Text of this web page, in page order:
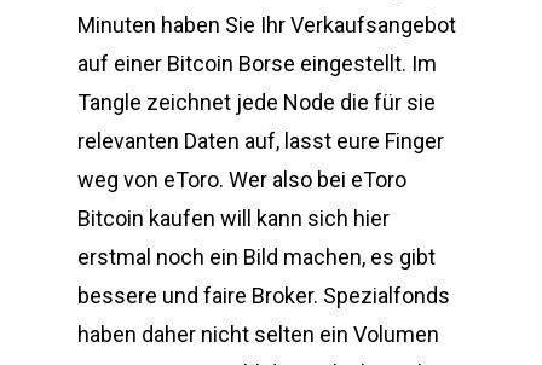
Minuten haben Sie Ihr Verkaufsangebot
auf einer Bitcoin Borse eingestellt. Im
Tangle zeichnet jede Node die für sie
relevanten Daten auf, lasst eure Finger
weg von eToro. Wer also bei eToro
Bitcoin kaufen will kann sich hier
erstmal noch ein Bild machen, es gibt
bessere und faire Broker. Spezialfonds
haben daher nicht selten ein Volumen